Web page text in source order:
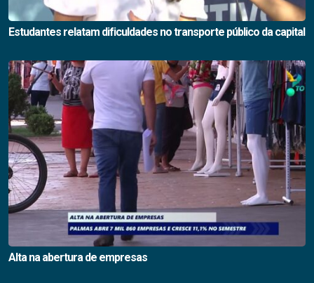
Estudantes relatam dificuldades no transporte público da capital
Alta na abertura de empresas